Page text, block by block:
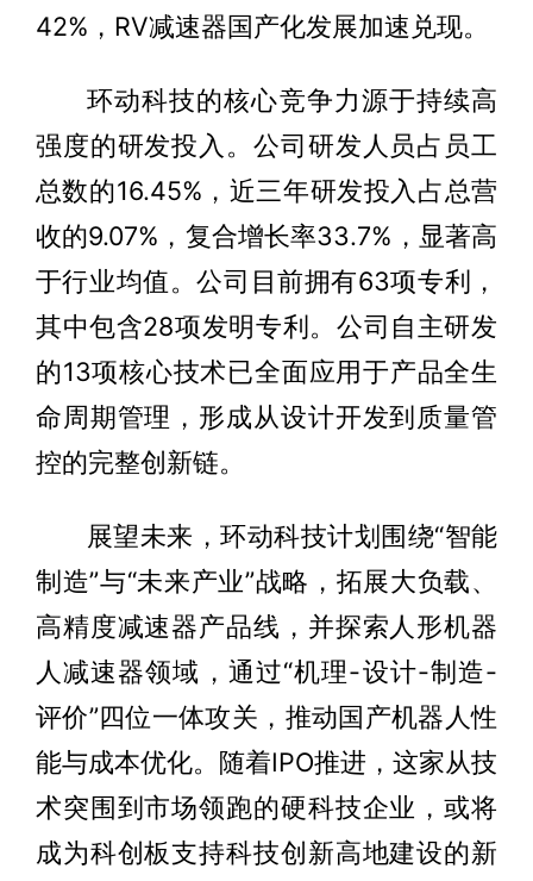
42%，RV减速器国产化发展加速兑现。
环动科技的核心竞争力源于持续高
强度的研发投入。公司研发人员占员工
总数的16.45%，近三年研发投入占总营
收的9.07%，复合增长率33.7%，显著高
于行业均值。公司目前拥有63项专利，
其中包含28项发明专利。公司自主研发
的13项核心技术已全面应用于产品全生
命周期管理，形成从设计开发到质量管
控的完整创新链。
展望未来，环动科技计划围绕“智能
制造”与“未来产业”战略，拓展大负载、
高精度减速器产品线，并探索人形机器
人减速器领域，通过“机理-设计-制造-
评价”四位一体攻关，推动国产机器人性
能与成本优化。随着IPO推进，这家从技
术突围到市场领跑的硬科技企业，或将
成为科创板支持科技创新高地建设的新